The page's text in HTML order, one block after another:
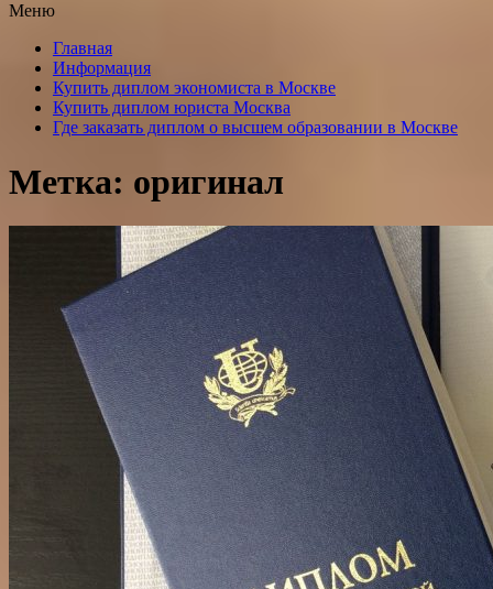
Меню
Главная
Информация
Купить диплом экономиста в Москве
Купить диплом юриста Москва
Где заказать диплом о высшем образовании в Москве
Метка: оригинал